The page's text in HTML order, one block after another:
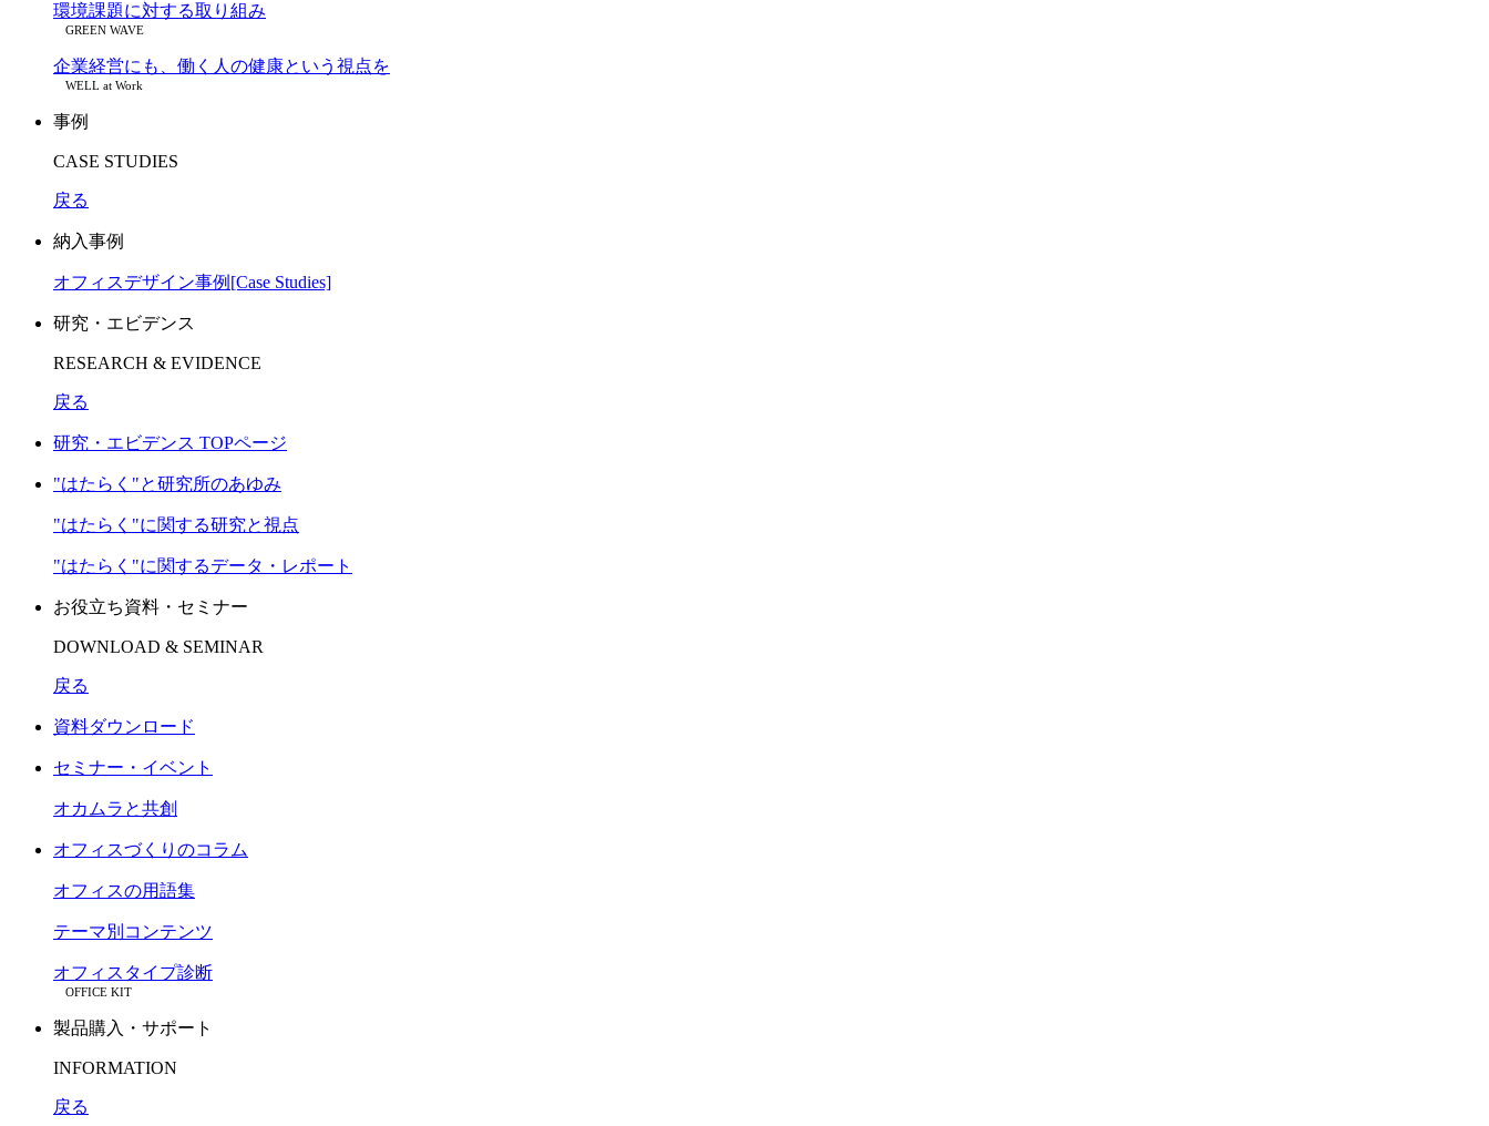
環境課題に対する取り組み
GREEN WAVE
企業経営にも、働く人の健康という視点を
WELL at Work
事例
CASE STUDIES
戻る
納入事例
オフィスデザイン事例[Case Studies]
研究・エビデンス
RESEARCH & EVIDENCE
戻る
研究・エビデンス TOPページ
"はたらく"と研究所のあゆみ
"はたらく"に関する研究と視点
"はたらく"に関するデータ・レポート
お役立ち資料・セミナー
DOWNLOAD & SEMINAR
戻る
資料ダウンロード
セミナー・イベント
オカムラと共創
オフィスづくりのコラム
オフィスの用語集
テーマ別コンテンツ
オフィスタイプ診断
OFFICE KIT
製品購入・サポート
INFORMATION
戻る